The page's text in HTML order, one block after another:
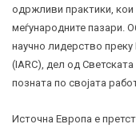
одржливи практики, кои
меѓународните пазари.
научно лидерство
(IARC), дел од
позната по својата
Источна Европа е